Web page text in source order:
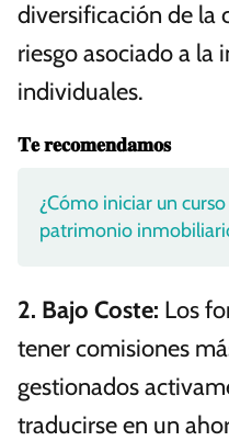
diversificación de la
riesgo asociado a la
individuales.
𝐓𝐞 𝐫𝐞𝐜𝐨𝐦𝐞𝐧𝐝𝐚𝐦𝐨𝐬
¿Cómo iniciar un
patrimonio
2. Bajo Coste: Los
tener comisiones
gestionados
traducirse en un